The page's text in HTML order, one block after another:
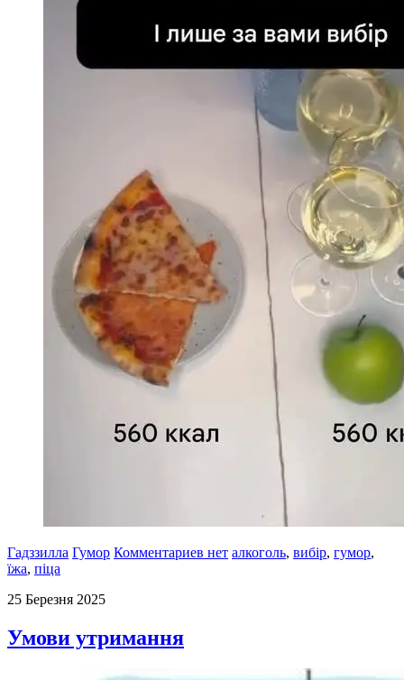
Гадззилла Гумор Комментариев нет алкоголь, вибір, гумор,
їжа, піца
25 Березня 2025
Умови утримання